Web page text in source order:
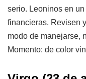
serio. Leoninos en
financieras. Revisen
modo de manejarse,
Momento: de color